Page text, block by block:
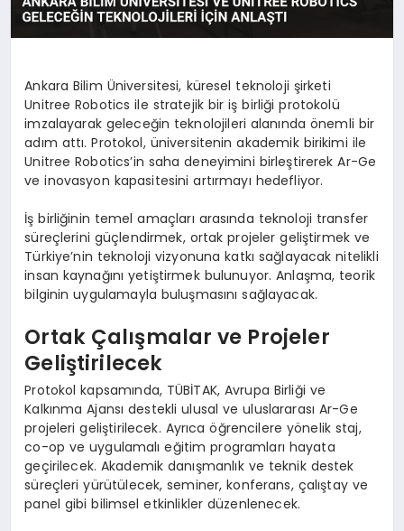
Ankara Bilim Üniversitesi, küresel teknoloji şirketi
Unitree Robotics ile stratejik bir iş birliği protokolü
imzalayarak geleceğin teknolojileri alanında önemli bir
adım attı. Protokol, üniversitenin akademik birikimi ile
Unitree Robotics’in saha deneyimini birleştirerek Ar-Ge
ve inovasyon kapasitesini artırmayı hedefliyor.
İş birliğinin temel amaçları arasında teknoloji transfer
süreçlerini güçlendirmek, ortak projeler geliştirmek ve
Türkiye’nin teknoloji vizyonuna katkı sağlayacak nitelikli
insan kaynağını yetiştirmek bulunuyor. Anlaşma, teorik
bilginin uygulamayla buluşmasını sağlayacak.
Ortak Çalışmalar ve Projeler
Geliştirilecek
Protokol kapsamında, TÜBİTAK, Avrupa Birliği ve
Kalkınma Ajansı destekli ulusal ve uluslararası Ar-Ge
projeleri geliştirilecek. Ayrıca öğrencilere yönelik staj,
co-op ve uygulamalı eğitim programları hayata
geçirilecek. Akademik danışmanlık ve teknik destek
süreçleri yürütülecek, seminer, konferans, çalıştay ve
panel gibi bilimsel etkinlikler düzenlenecek.